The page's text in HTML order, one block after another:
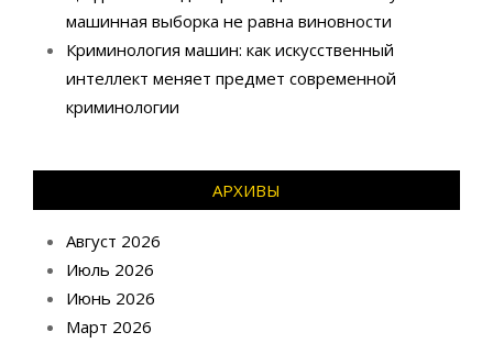
машинная выборка не равна виновности
Криминология машин: как искусственный
интеллект меняет предмет современной
криминологии
АРХИВЫ
Август 2026
Июль 2026
Июнь 2026
Март 2026